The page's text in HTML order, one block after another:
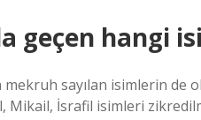
geçen hangi
sayılan isimlerin de
Mikail, İsrafil isimleri